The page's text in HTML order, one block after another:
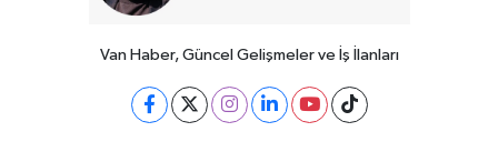
Van Haber, Güncel Gelişmeler ve İş İlanları